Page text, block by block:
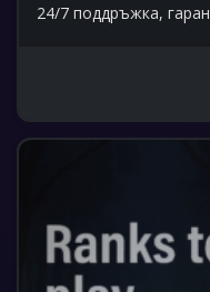
24/7 поддръжка,